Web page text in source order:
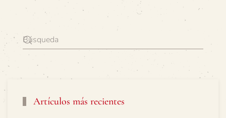
Artículos más recientes